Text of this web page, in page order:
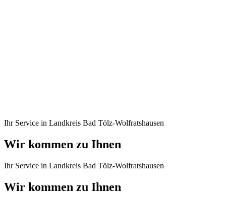
Ihr Service in Landkreis Bad Tölz-Wolfratshausen
Wir kommen zu Ihnen
Ihr Service in Landkreis Bad Tölz-Wolfratshausen
Wir kommen zu Ihnen